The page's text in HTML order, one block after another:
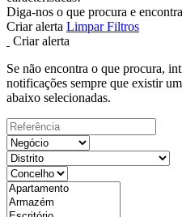
Diga-nos o que procura e
Criar alerta Limpar Filtros
Criar alerta
Se não encontra o que procura,
notificações sempre que existir
abaixo selecionadas.